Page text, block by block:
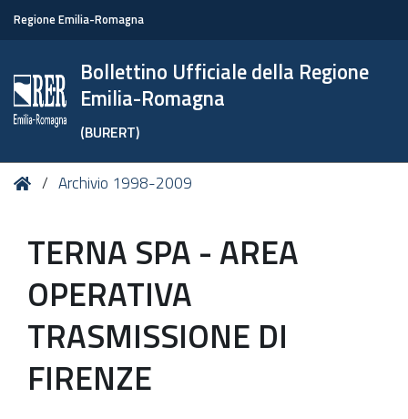
Regione Emilia-Romagna
Bollettino Ufficiale della Regione
Emilia-Romagna
(BURERT)
Tu HomeArchivio 1998-2009
TERNA SPA - AREA
OPERATIVA
TRASMISSIONE DI
FIRENZE